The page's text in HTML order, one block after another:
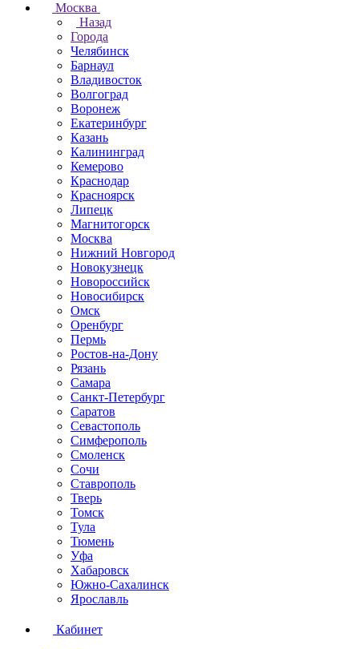
Москва
Назад
Города
Челябинск
Барнаул
Владивосток
Волгоград
Воронеж
Екатеринбург
Казань
Калининград
Кемерово
Краснодар
Красноярск
Липецк
Магнитогорск
Москва
Нижний Новгород
Новокузнецк
Новороссийск
Новосибирск
Омск
Оренбург
Пермь
Ростов-на-Дону
Рязань
Самара
Санкт-Петербург
Саратов
Севастополь
Симферополь
Смоленск
Сочи
Ставрополь
Тверь
Томск
Тула
Тюмень
Уфа
Хабаровск
Южно-Сахалинск
Ярославль
Кабинет